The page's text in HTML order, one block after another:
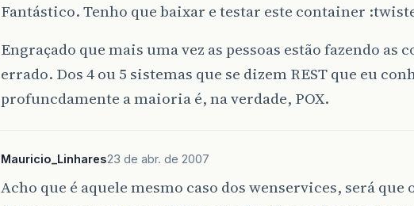
Fantástico. Tenho que baixar e testar este container
Engraçado que mais uma vez as pessoas estão fazendo as
errado. Dos 4 ou 5 sistemas que se dizem REST que eu
profuncdamente a maioria é, na verdade, POX.
Mauricio_Linhares23 de abr. de 2007
Acho que é aquele mesmo caso dos wenservices, será que